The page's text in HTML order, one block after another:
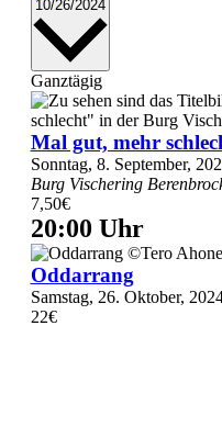
10/26/2024
Ganztägig
Mal gut, mehr
Sonntag, 8. September,
Burg Vischering
7,50€
20:00 Uhr
Oddarrang
Samstag, 26. Oktober,
22€